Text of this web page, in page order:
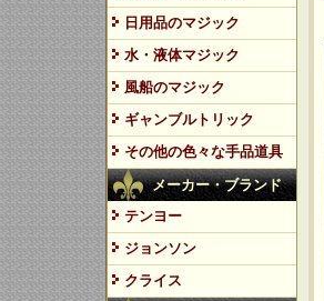
日用品のマジック
水・液体マジック
風船のマジック
ギャンブルトリック
その他の色々な手品道具
メーカー・ブランド
テンヨー
ジョンソン
クライス